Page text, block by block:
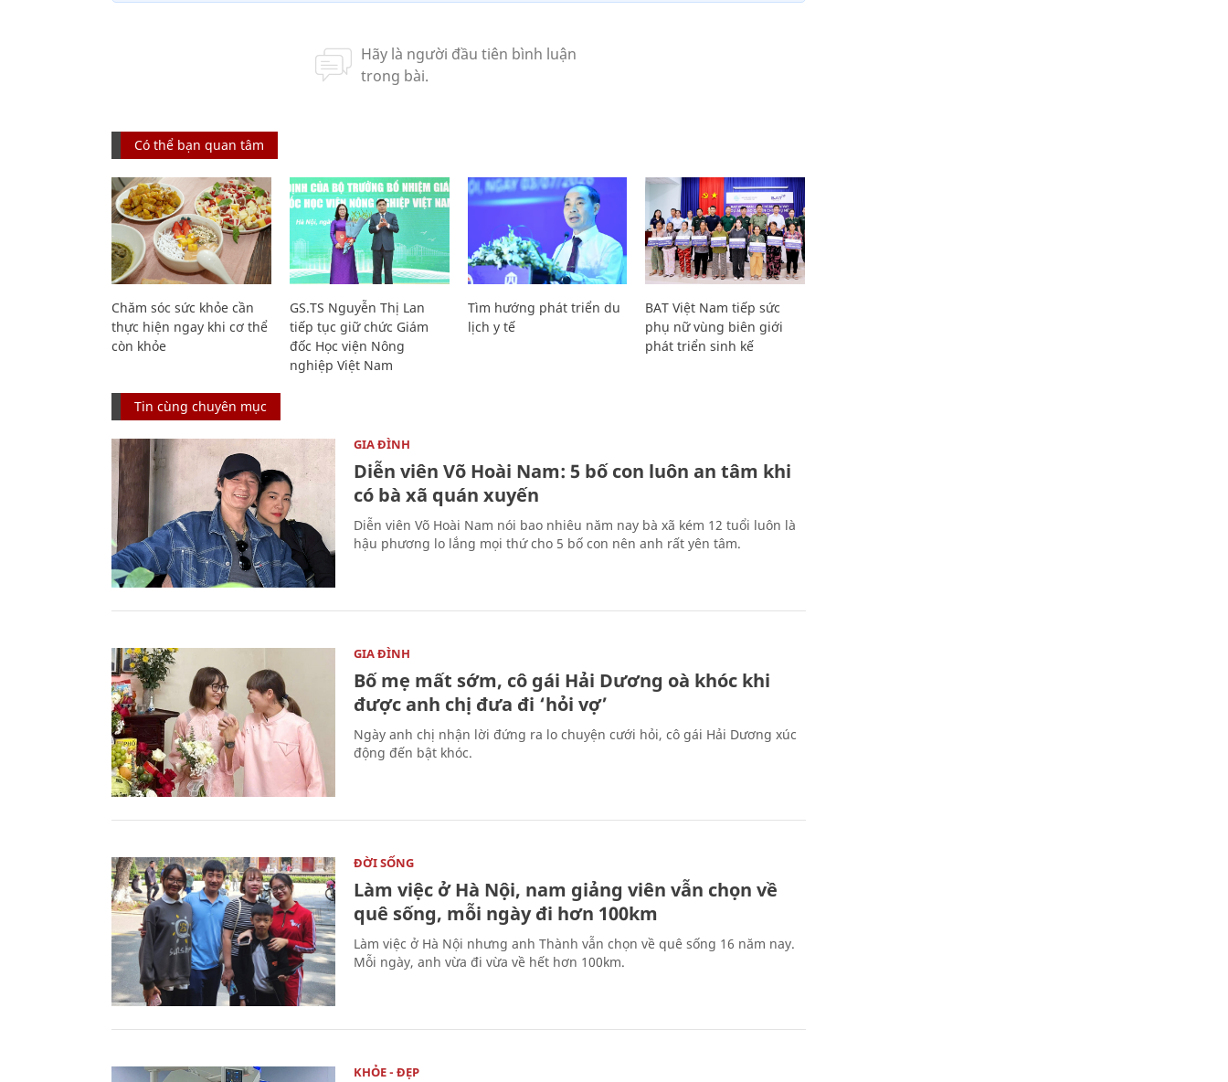
Có thể bạn quan tâm
Chăm sóc sức khỏe cần
thực hiện ngay khi cơ thể
còn khỏe
GS.TS Nguyễn Thị Lan
tiếp tục giữ chức Giám
đốc Học viện Nông
nghiệp Việt Nam
Tìm hướng phát triển du
lịch y tế
BAT Việt Nam tiếp sức
phụ nữ vùng biên giới
phát triển sinh kế
Tin cùng chuyên mục
GIA ĐÌNH
Diễn viên Võ Hoài Nam: 5 bố con luôn an tâm khi
có bà xã quán xuyến
Diễn viên Võ Hoài Nam nói bao nhiêu năm nay bà xã kém 12 tuổi luôn là
hậu phương lo lắng mọi thứ cho 5 bố con nên anh rất yên tâm.
GIA ĐÌNH
Bố mẹ mất sớm, cô gái Hải Dương oà khóc khi
được anh chị đưa đi ‘hỏi vợ’
Ngày anh chị nhận lời đứng ra lo chuyện cưới hỏi, cô gái Hải Dương xúc
động đến bật khóc.
ĐỜI SỐNG
Làm việc ở Hà Nội, nam giảng viên vẫn chọn về
quê sống, mỗi ngày đi hơn 100km
Làm việc ở Hà Nội nhưng anh Thành vẫn chọn về quê sống 16 năm nay.
Mỗi ngày, anh vừa đi vừa về hết hơn 100km.
KHỎE - ĐẸP